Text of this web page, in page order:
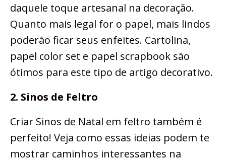
daquele toque artesanal na decoração.
Quanto mais legal for o papel, mais lindos
poderão ficar seus enfeites. Cartolina,
papel color set e papel scrapbook são
ótimos para este tipo de artigo decorativo.
2. Sinos de Feltro
Criar Sinos de Natal em feltro também é
perfeito! Veja como essas ideias podem te
mostrar caminhos interessantes na